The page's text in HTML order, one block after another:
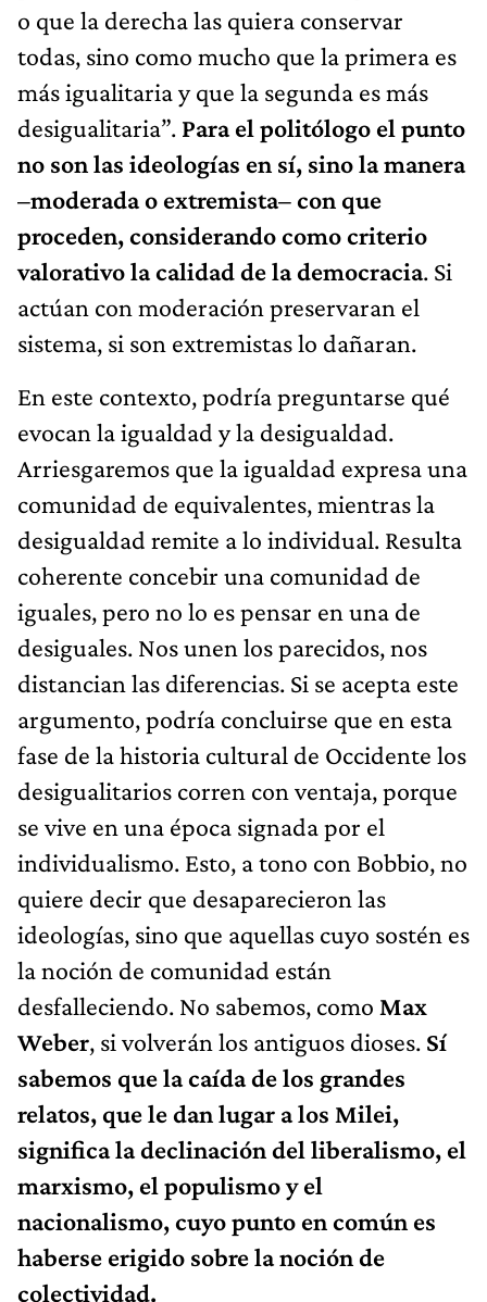
o que la derecha las quiera conservar
todas, sino como mucho que la primera es
más igualitaria y que la segunda es más
desigualitaria”. Para el politólogo el punto
no son las ideologías en sí, sino la manera
–moderada o extremista– con que
proceden, considerando como criterio
valorativo la calidad de la democracia. Si
actúan con moderación preservaran el
sistema, si son extremistas lo dañaran.
En este contexto, podría preguntarse qué
evocan la igualdad y la desigualdad.
Arriesgaremos que la igualdad expresa una
comunidad de equivalentes, mientras la
desigualdad remite a lo individual. Resulta
coherente concebir una comunidad de
iguales, pero no lo es pensar en una de
desiguales. Nos unen los parecidos, nos
distancian las diferencias. Si se acepta este
argumento, podría concluirse que en esta
fase de la historia cultural de Occidente los
desigualitarios corren con ventaja, porque
se vive en una época signada por el
individualismo. Esto, a tono con Bobbio, no
quiere decir que desaparecieron las
ideologías, sino que aquellas cuyo sostén es
la noción de comunidad están
desfalleciendo. No sabemos, como Max
Weber, si volverán los antiguos dioses. Sí
sabemos que la caída de los grandes
relatos, que le dan lugar a los Milei,
significa la declinación del liberalismo, el
marxismo, el populismo y el
nacionalismo, cuyo punto en común es
haberse erigido sobre la noción de
colectividad.